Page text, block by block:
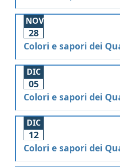
NOV
28
Colori e sapori dei
DIC
05
Colori e sapori dei
DIC
12
Colori e sapori dei